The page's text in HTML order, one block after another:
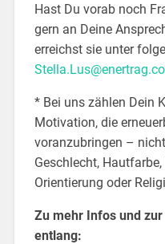
Hast Du vorab noch
gern an Deine
erreichst sie unter
* Bei uns zählen Dein
Motivation, die
voranzubringen –
Geschlecht,
Orientierung oder
Zu mehr Infos und
entlang: